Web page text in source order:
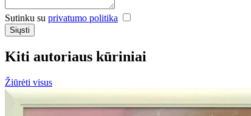
Sutinku su privatumo politika
Siųsti
Kiti autoriaus kūriniai
Žiūrėti visus